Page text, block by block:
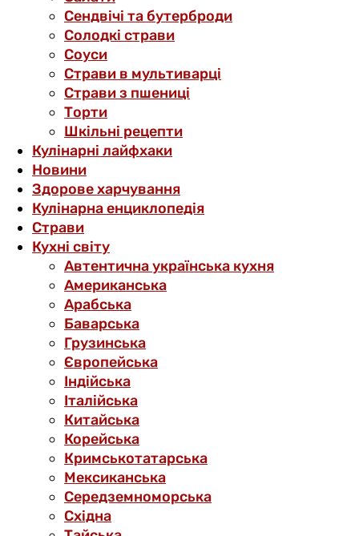
Сендвічі та бутерброди
Солодкі страви
Соуси
Страви в мультиварці
Страви з пшениці
Торти
Шкільні рецепти
Кулінарні лайфхаки
Новини
Здорове харчування
Кулінарна енциклопедія
Страви
Кухні світу
Автентична українська кухня
Американська
Арабська
Баварська
Грузинська
Європейська
Індійська
Італійська
Китайська
Корейська
Кримськотатарська
Мексиканська
Середземноморська
Східна